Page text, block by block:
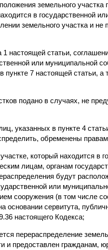
земельного участка
в государственной
земельного участка и
настоящей статьи,
или муниципальной
пункте 7 настоящей статьи,
подано в случаях, не
указанных в пункте 4
обременены
который находится в
лицам, органам
будут
или
сооружения (в том числе
основании сервитута,
настоящего Кодекса;
перераспределение
и предоставлен гражданам,